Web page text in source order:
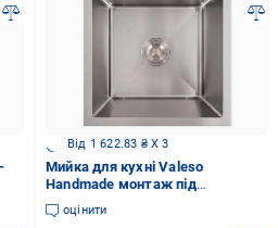
Від 1 622.83 ₴ X 3
Мийка для кухні Valeso
Handmade монтаж під
стільницю 44х44 см
(3120075039)
оцінити